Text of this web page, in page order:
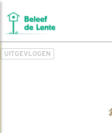
UITGEVLOGEN